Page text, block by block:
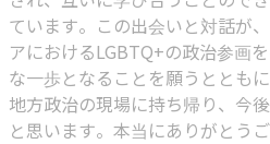
ています。この出会いと対話が
アにおけるLGBTQ+の政治参画
な一歩となることを願うととも
地方政治の現場に持ち帰り、今
と思います。本当にありがとうご